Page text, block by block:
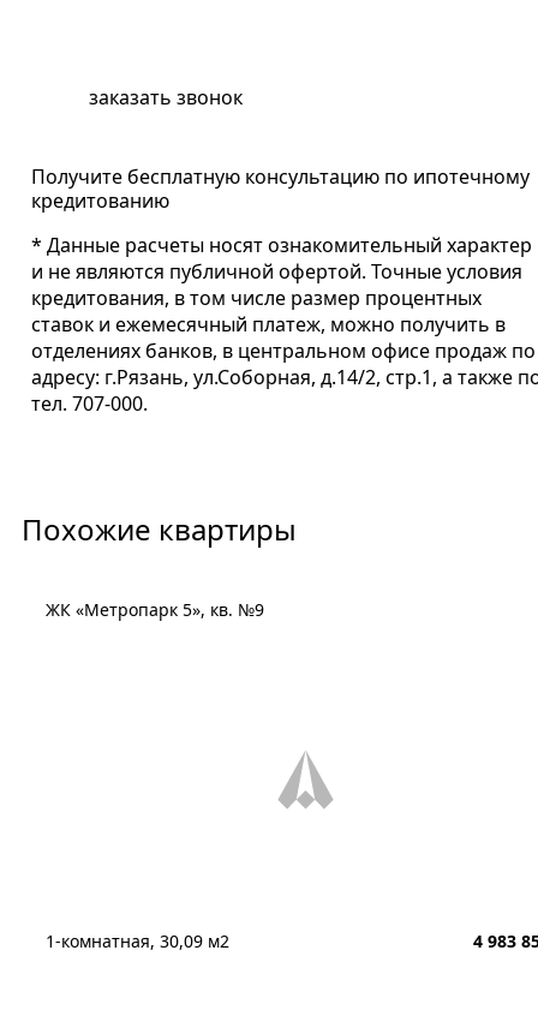
заказать звонок
Получите бесплатную консультацию по ипотечному
кредитованию
* Данные расчеты носят ознакомительный характер
и не являются публичной офертой. Точные условия
кредитования, в том числе размер процентных
ставок и ежемесячный платеж, можно получить в
отделениях банков, в центральном офисе продаж по
адресу: г.Рязань, ул.Соборная, д.14/2, стр.1, а также
тел. 707-000.
Похожие квартиры
ЖК «Метропарк 5», кв. №9
1-комнатная, 30,09 м2 4 983